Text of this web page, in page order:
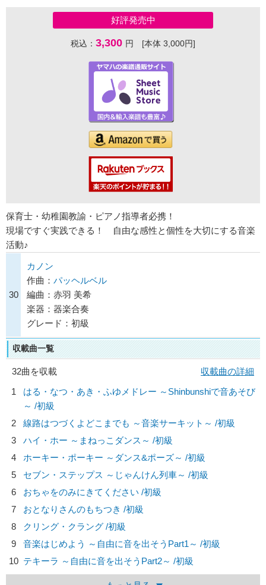
好評発売中
税込： 3,300 円 [本体 3,000円]
保育士・幼稚園教諭・ピアノ指導者必携！
現場ですぐ実践できる！ 自由な感性と個性を大切にする音楽
活動♪
30
カノン
作曲： パッヘルベル
編曲：赤羽 美希
楽器：器楽合奏
グレード：初級
収載曲一覧
32曲を収載
収載曲の詳細
1
はる・なつ・あき・ふゆメドレー ～Shinbunshiで音あそび
～ /初級
2
線路はつづくよどこまでも ～音楽サーキット～ /初級
3
ハイ・ホー ～まねっこダンス～ /初級
4
ホーキー・ポーキー ～ダンス&ポーズ～ /初級
5
セブン・ステップス ～じゃんけん列車～ /初級
6
おちゃをのみにきてください /初級
7
おとなりさんのもちつき /初級
8
クリング・クラング /初級
9
音楽はじめよう ～自由に音を出そうPart1～ /初級
10 テキーラ ～自由に音を出そうPart2～ /初級